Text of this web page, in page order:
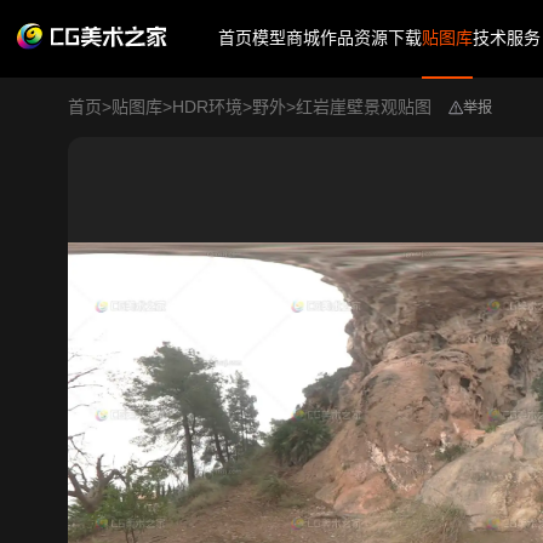
首页模型商城作品资源下载贴图库技术服务
首页>贴图库>HDR环境>野外>红岩崖壁景观贴图 举报